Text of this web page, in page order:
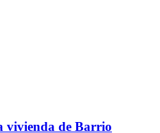
vivienda de Barrio